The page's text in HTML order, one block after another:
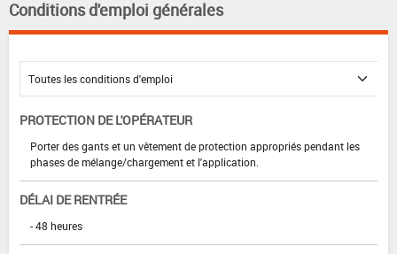
Conditions d'emploi générales
PROTECTION DE L'OPÉRATEUR
Porter des gants et un vêtement de protection appropriés pendant les
phases de mélange/chargement et l'application.
DÉLAI DE RENTRÉE
- 48 heures